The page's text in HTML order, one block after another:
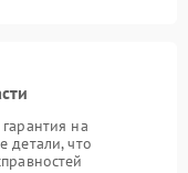
на
детали, что